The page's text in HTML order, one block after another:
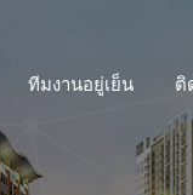
ทีมงานอยู่เย็น ติ